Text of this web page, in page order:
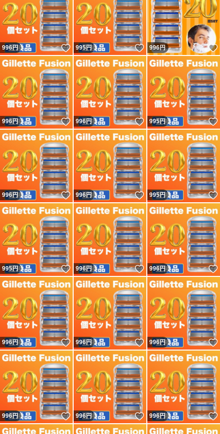
996円 いいね！
995円 いいね！
996円
996円 いいね！
996円 いいね！
995円
996円 いいね！
996円 いいね！
995円
995円 いいね！
996円 いいね！
996円
996円 いいね！
996円 いいね！
996円
996円 いいね！
996円 いいね！
996円